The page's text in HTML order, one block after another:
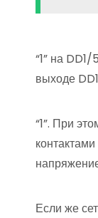
“1” на
выходе
“1”. При
Если же